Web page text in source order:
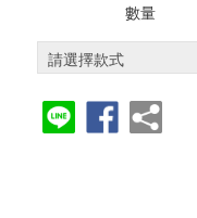
數量